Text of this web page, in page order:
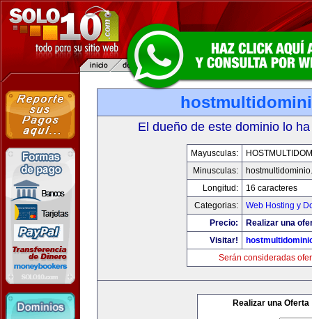
El dueño de este dominio lo
Mayusculas:
Minusculas:
Longitud:
16 caracteres
Categorias:
Web Hosting y
Precio:
Realizar una
Visitar!
Serán consideradas
Realizar una Oferta